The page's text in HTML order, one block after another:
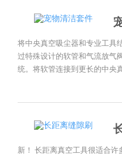
将中央真空吸尘器和专业工具
过特殊设计的软管和气流放气
统。将软管连接到更长的中央
新！ 长距离真空工具很适合许